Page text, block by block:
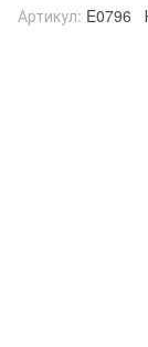
Артикул: E0796